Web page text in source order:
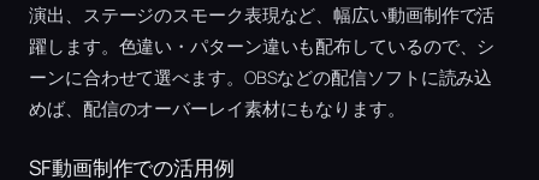
演出、ステージのスモーク表現など、幅広い動画制作で活
躍します。色違い・パターン違いも配布しているので、シ
ーンに合わせて選べます。OBSなどの配信ソフトに読み込
めば、配信のオーバーレイ素材にもなります。
SF動画制作での活用例